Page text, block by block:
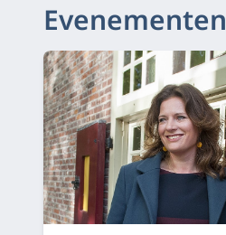
Evenementen